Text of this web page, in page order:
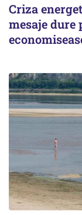
Criza
mesaje dure